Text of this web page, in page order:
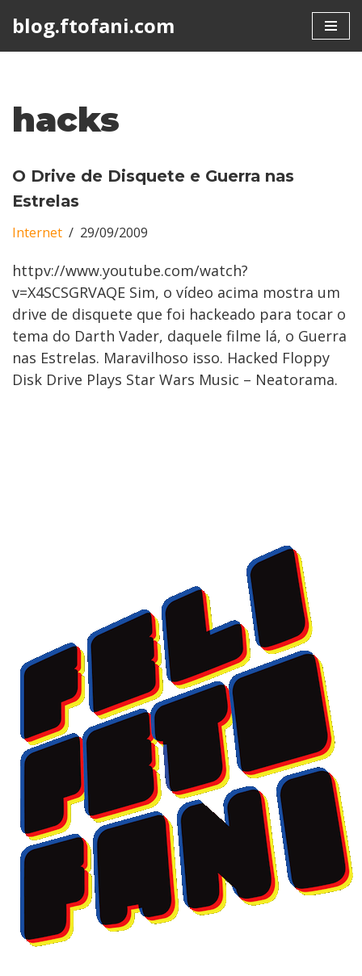
blog.ftofani.com
hacks
O Drive de Disquete e Guerra nas
Estrelas
Internet 29/09/2009
httpv://www.youtube.com/watch?
v=X4SCSGRVAQE Sim, o vídeo acima mostra um
drive de disquete que foi hackeado para tocar o
tema do Darth Vader, daquele filme lá, o Guerra
nas Estrelas. Maravilhoso isso. Hacked Floppy
Disk Drive Plays Star Wars Music – Neatorama.